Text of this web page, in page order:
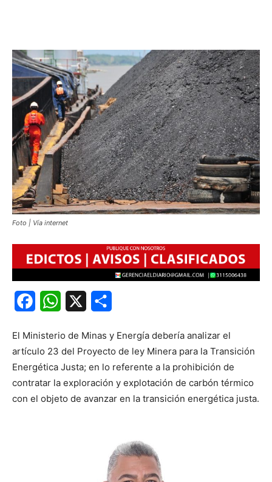
Foto | Vía internet
FacebookWhatsApp
El Ministerio de Minas y Energía debería analizar el
artículo 23 del Proyecto de ley Minera para la Transición
Energética Justa; en lo referente a la prohibición de
contratar la exploración y explotación de carbón térmico
con el objeto de avanzar en la transición energética justa.